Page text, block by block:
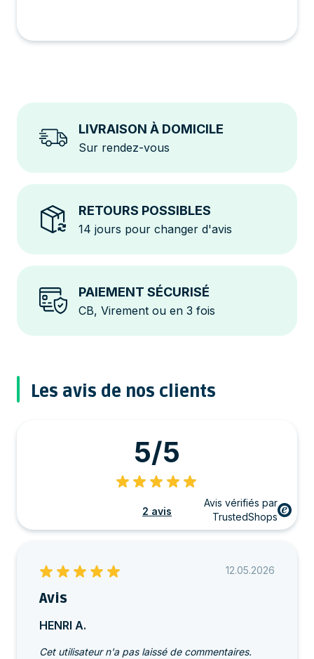
LIVRAISON À DOMICILE
Sur rendez-vous
RETOURS POSSIBLES
14 jours pour changer d'avis
PAIEMENT SÉCURISÉ
CB, Virement ou en 3 fois
Les avis de nos clients
5/5
2 avis
Avis vérifiés par
TrustedShops
12.05.2026
Avis
HENRI A.
Cet utilisateur n'a pas laissé de commentaires.